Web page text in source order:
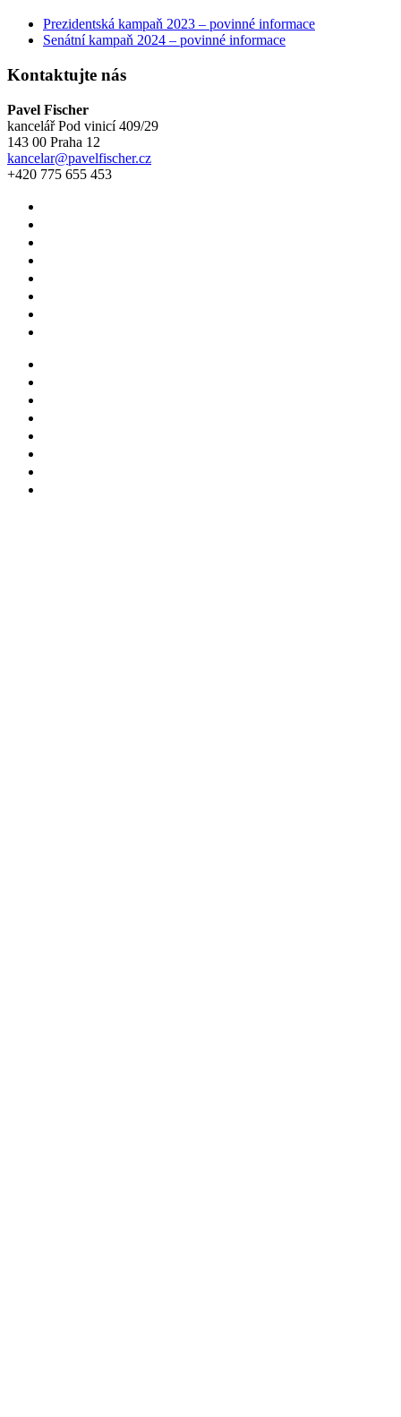
Prezidentská kampaň 2023 – povinné informace
Senátní kampaň 2024 – povinné informace
Kontaktujte nás
Pavel Fischer
kancelář Pod vinicí 409/29
143 00 Praha 12
kancelar@pavelfischer.cz
+420 775 655 453